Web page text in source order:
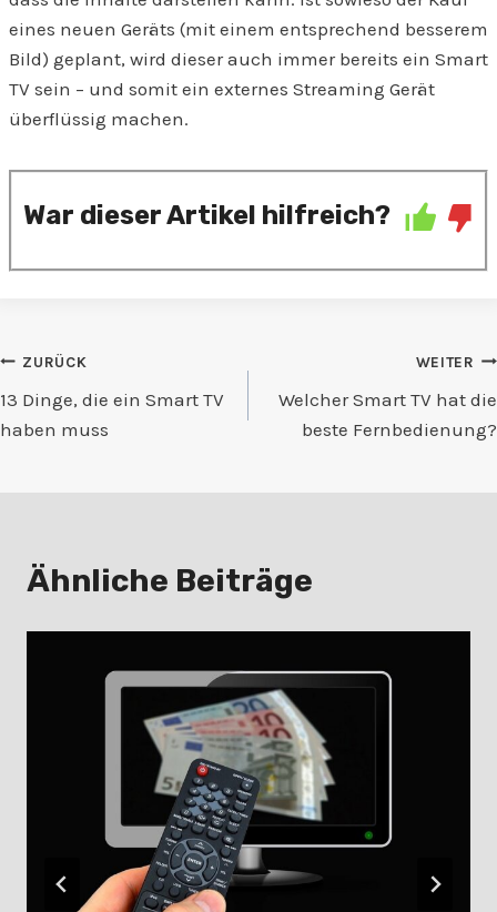
eines neuen Geräts (mit einem entsprechend besserem
Bild) geplant, wird dieser auch immer bereits ein Smart
TV sein – und somit ein externes Streaming Gerät
überflüssig machen.
War dieser Artikel hilfreich?
Beitragsnavigation
ZURÜCK
13 Dinge, die ein Smart TV
haben muss
WEITER
Welcher Smart TV hat die
beste Fernbedienung?
Ähnliche Beiträge